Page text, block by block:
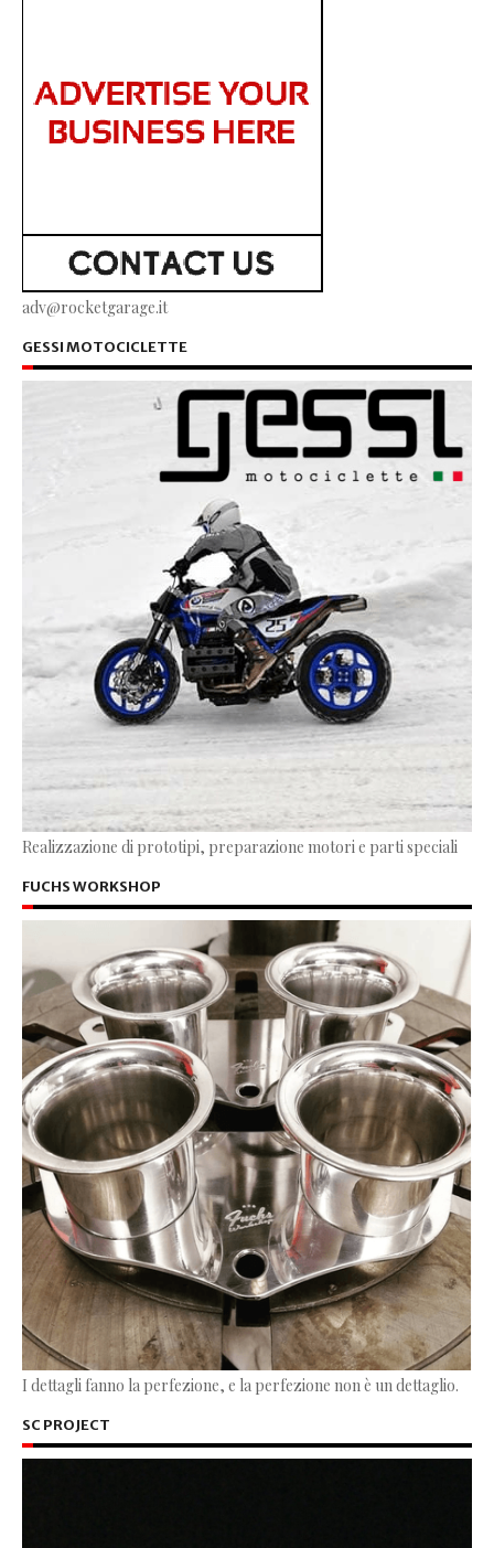
adv@rocketgarage.it
GESSI MOTOCICLETTE
Realizzazione di prototipi, preparazione motori e parti speciali
FUCHS WORKSHOP
I dettagli fanno la perfezione, e la perfezione non è un dettaglio.
SC PROJECT